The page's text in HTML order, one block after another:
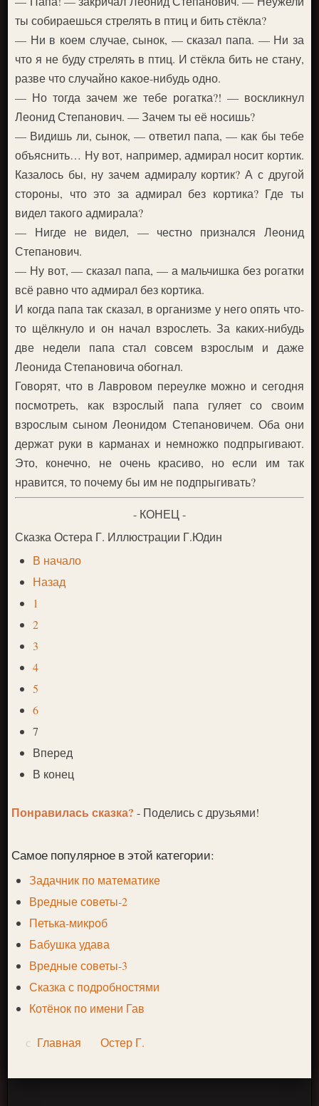
ты собираешься стрелять в птиц и бить стёкла?
— Ни в коем случае, сынок, — сказал папа. — Ни за
что я не буду стрелять в птиц. И стёкла бить не стану,
разве что случайно какое-нибудь одно.
— Но тогда зачем же тебе рогатка?! — воскликнул
Леонид Степанович. — Зачем ты её носишь?
— Видишь ли, сынок, — ответил папа, — как бы тебе
объяснить… Ну вот, например, адмирал носит кортик.
Казалось бы, ну зачем адмиралу кортик? А с другой
стороны, что это за адмирал без кортика? Где ты
видел такого адмирала?
— Нигде не видел, — честно признался Леонид
Степанович.
— Ну вот, — сказал папа, — а мальчишка без рогатки
всё равно что адмирал без кортика.
И когда папа так сказал, в организме у него опять что-
то щёлкнуло и он начал взрослеть. За каких-нибудь
две недели папа стал совсем взрослым и даже
Леонида Степановича обогнал.
Говорят, что в Лавровом переулке можно и сегодня
посмотреть, как взрослый папа гуляет со своим
взрослым сыном Леонидом Степановичем. Оба они
держат руки в карманах и немножко подпрыгивают.
Это, конечно, не очень красиво, но если им так
нравится, то почему бы им не подпрыгивать?
- КОНЕЦ -
Сказка Остера Г. Иллюстрации Г.Юдин
В начало
Назад
1
2
3
4
5
6
7
Вперед
В конец
Понравилась сказка?- Поделись с друзьями!
Самое популярное в этой категории:
Задачник по математике
Вредные советы-2
Петька-микроб
Бабушка удава
Вредные советы-3
Сказка с подробностями
Котёнок по имени Гав
Главная Остер Г.